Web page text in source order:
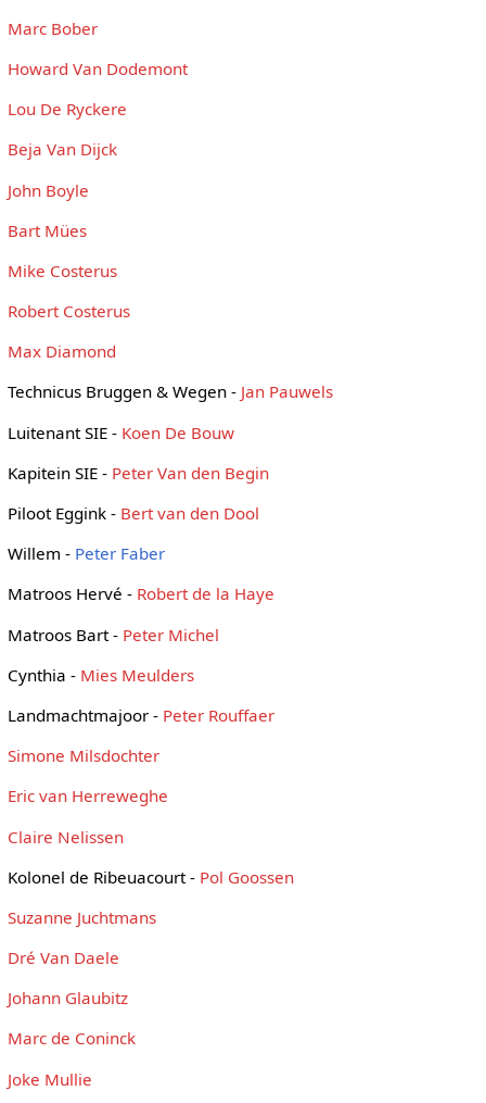
Marc Bober
Howard Van Dodemont
Lou De Ryckere
Beja Van Dijck
John Boyle
Bart Mües
Mike Costerus
Robert Costerus
Max Diamond
Technicus Bruggen & Wegen - Jan Pauwels
Luitenant SIE - Koen De Bouw
Kapitein SIE - Peter Van den Begin
Piloot Eggink - Bert van den Dool
Willem - Peter Faber
Matroos Hervé - Robert de la Haye
Matroos Bart - Peter Michel
Cynthia - Mies Meulders
Landmachtmajoor - Peter Rouffaer
Simone Milsdochter
Eric van Herreweghe
Claire Nelissen
Kolonel de Ribeuacourt - Pol Goossen
Suzanne Juchtmans
Dré Van Daele
Johann Glaubitz
Marc de Coninck
Joke Mullie